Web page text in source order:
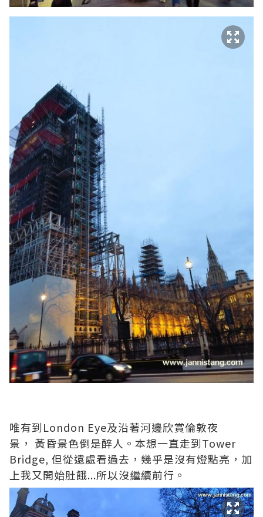
唯有到London Eye及沿著河邊欣賞倫敦夜
景， 黃昏景色倒是醉人。本想一直走到Tower
Bridge, 但從遠處看過去，幾乎是沒有燈點亮，加
上我又開始肚餓...所以沒繼續前行。